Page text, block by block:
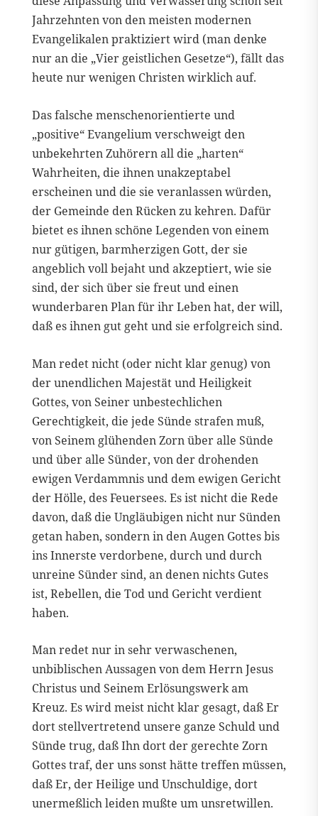
Jahrzehnten von den meisten modernen
Evangelikalen praktiziert wird (man denke
nur an die „Vier geistlichen Gesetze“), fällt das
heute nur wenigen Christen wirklich auf.
Das falsche menschenorientierte und
„positive“ Evangelium verschweigt den
unbekehrten Zuhörern all die „harten“
Wahrheiten, die ihnen unakzeptabel
erscheinen und die sie veranlassen würden,
der Gemeinde den Rücken zu kehren. Dafür
bietet es ihnen schöne Legenden von einem
nur gütigen, barmherzigen Gott, der sie
angeblich voll bejaht und akzeptiert, wie sie
sind, der sich über sie freut und einen
wunderbaren Plan für ihr Leben hat, der will,
daß es ihnen gut geht und sie erfolgreich sind.
Man redet nicht (oder nicht klar genug) von
der unendlichen Majestät und Heiligkeit
Gottes, von Seiner unbestechlichen
Gerechtigkeit, die jede Sünde strafen muß,
von Seinem glühenden Zorn über alle Sünde
und über alle Sünder, von der drohenden
ewigen Verdammnis und dem ewigen Gericht
der Hölle, des Feuersees. Es ist nicht die Rede
davon, daß die Ungläubigen nicht nur Sünden
getan haben, sondern in den Augen Gottes bis
ins Innerste verdorbene, durch und durch
unreine Sünder sind, an denen nichts Gutes
ist, Rebellen, die Tod und Gericht verdient
haben.
Man redet nur in sehr verwaschenen,
unbiblischen Aussagen von dem Herrn Jesus
Christus und Seinem Erlösungswerk am
Kreuz. Es wird meist nicht klar gesagt, daß Er
dort stellvertretend unsere ganze Schuld und
Sünde trug, daß Ihn dort der gerechte Zorn
Gottes traf, der uns sonst hätte treffen müssen,
daß Er, der Heilige und Unschuldige, dort
unermeßlich leiden mußte um unsretwillen.